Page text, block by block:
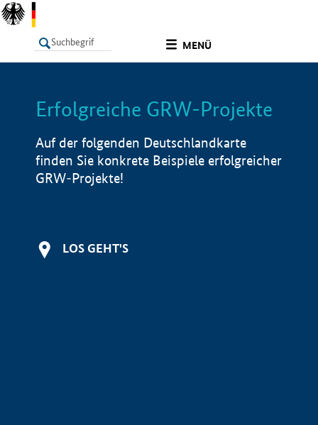
MENÜ
LISTE Info
Erfolgreiche GRW-Projekte
Auf der folgenden Deutschlandkarte
finden Sie konkrete Beispiele erfolgreicher
GRW-Projekte!
LOS GEHT'S